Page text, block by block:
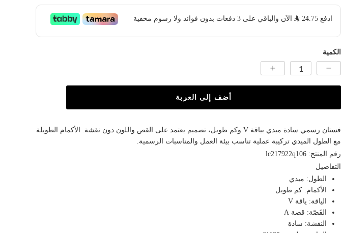
ادفع 24.75 ​ الآن والباقي على 3 دفعات بدون فوائد ولا رسوم مخفية
الكمية
أضف إلى العربة
فستان رسمي سادة ميدي بياقة V وكم طويل، تصميم يعتمد على القص واللون دون نقشة. الأكمام الطويلة
مع الطول الميدي تركيبة عملية تناسب بيئة العمل والمناسبات الرسمية.
رقم المنتج: lc217922q106
التفاصيل
الطول: ميدي
الأكمام: كم طويل
الياقة: ياقة V
القَصّة: قصة A
النقشة: سادة